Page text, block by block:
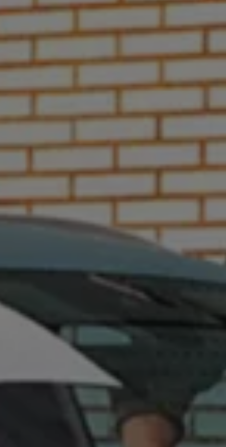
Aide sur les applis et les services numériques
Navigation Map Update
Accessoires de transport
Accessoires Volkswagen
Roues et pneus
Réparation & service
Contrôles saisonniers et garantie
Manuel d'utilisation numérique
Garantie et financement
-> REACH
-> Declarations of conformity
-> Action de rappel des moteurs diesel EA189
-> Informations sur les pneumatiques
-> Garantie
-> Mises à jour logicielles
ID. Mise à jour du logiciel
Mises à jour logicielles pour véhicules
-> Rappel de sécurité des airbags Takata
-> Payez votre parking
Innovations Volkswagen
Trouver des services pour votre modèle
Applications Volkswagen, connexion et
Connecter un téléphone mobile au véhicule
Mises à jour pour les logiciels, les cartes et la
We Charge
Informations sur l'arrêt des réseaux 2G/3G
75 ans de Volkswagen au Luxembourg
Véhicules en stock